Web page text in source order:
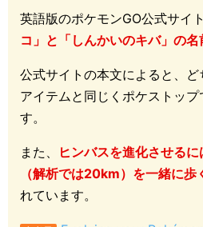
英語版のポケモンGO公式サイト
コ」と「しんかいのキバ」の
公式サイトの本文によると、
アイテムと同じくポケストッ
す。
また、
ヒンバスを進化させる
（解析では20km）を一緒に歩
れています。